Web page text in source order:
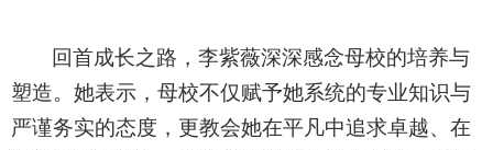
回首成长之路，李紫薇深深感念母校的培养与
塑造。她表示，母校不仅赋予她系统的专业知识与
严谨务实的态度，更教会她在平凡中追求卓越、在